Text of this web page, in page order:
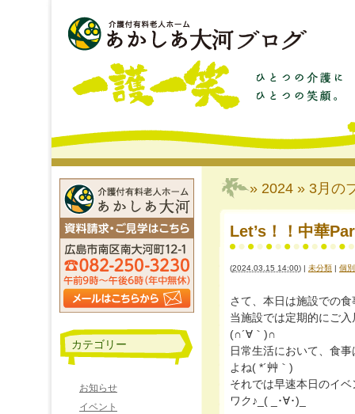
» 2024 » 3月 の
(2024.03.15 14:00) | 未分類 | 個
さて、本日は施設での
当施設では定期的にご
(∩´∀｀)∩
日常生活において、食
よね( *´艸｀)
それでは早速本日のイ
ワク♪_( _･∀･)_
カテゴリー
お知らせ
イベント